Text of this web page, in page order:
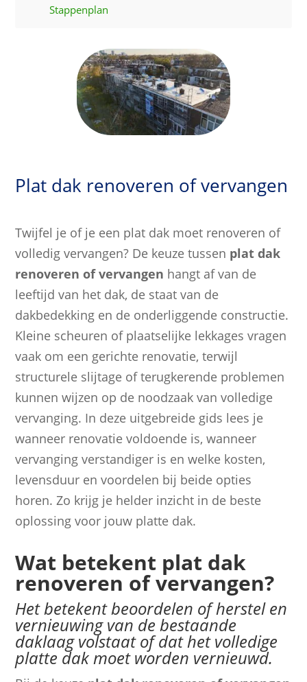
Stappenplan
Plat dak renoveren of vervangen
Twijfel je of je een plat dak moet renoveren of
volledig vervangen? De keuze tussen plat dak
renoveren of vervangen hangt af van de
leeftijd van het dak, de staat van de
dakbedekking en de onderliggende constructie.
Kleine scheuren of plaatselijke lekkages vragen
vaak om een gerichte renovatie, terwijl
structurele slijtage of terugkerende problemen
kunnen wijzen op de noodzaak van volledige
vervanging. In deze uitgebreide gids lees je
wanneer renovatie voldoende is, wanneer
vervanging verstandiger is en welke kosten,
levensduur en voordelen bij beide opties
horen. Zo krijg je helder inzicht in de beste
oplossing voor jouw platte dak.
Wat betekent plat dak
renoveren of vervangen?
Het betekent beoordelen of herstel en
vernieuwing van de bestaande
daklaag volstaat of dat het volledige
platte dak moet worden vernieuwd.